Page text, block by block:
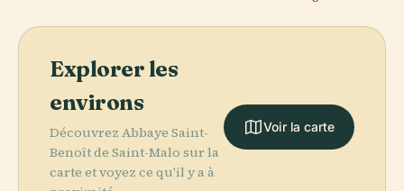
Explorer les
environs
Découvrez Abbaye Saint-
Benoît de Saint-Malo sur la
carte et voyez ce qu'il y a à
Voir la carte